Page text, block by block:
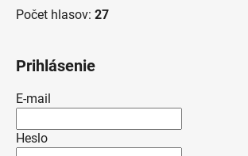
Počet hlasov: 27
Prihlásenie
E-mail
Heslo